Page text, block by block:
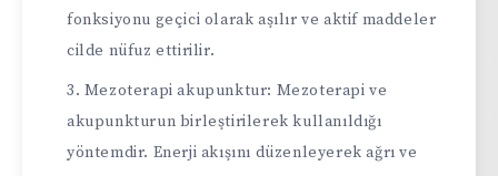
fonksiyonu geçici olarak aşılır ve aktif maddeler
cilde nüfuz ettirilir.
Mezoterapi akupunktur: Mezoterapi ve
akupunkturun birleştirilerek kullanıldığı
yöntemdir. Enerji akışını düzenleyerek ağrı ve